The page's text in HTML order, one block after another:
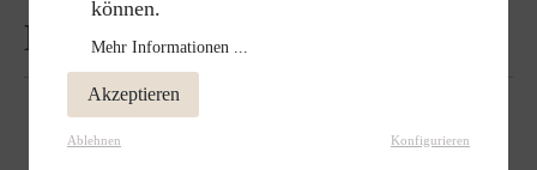
Bewertungen
können.
Mehr Informationen ...
Akzeptieren
Ablehnen Konfigurieren